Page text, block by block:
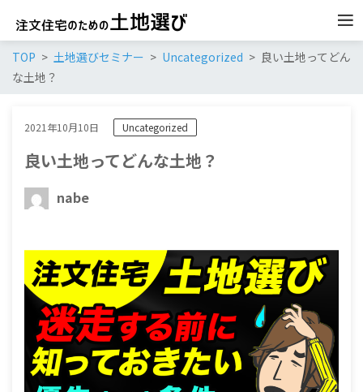
TOP 土地選びセミナー Uncategorized
良い土地ってどん
な土地？
2021年10月10日 Uncategorized
良い土地ってどんな土地？
nabe